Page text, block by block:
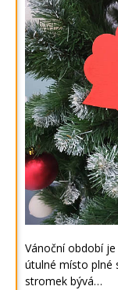
Vánoční období
útulné místo plné
stromek bývá…